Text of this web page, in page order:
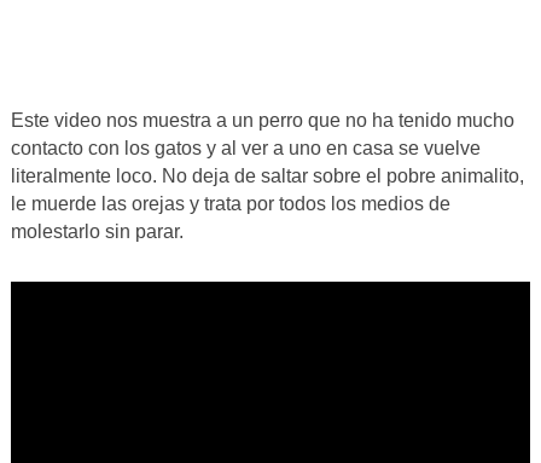
Este video nos muestra a un perro que no ha tenido mucho
contacto con los gatos y al ver a uno en casa se vuelve
literalmente loco. No deja de saltar sobre el pobre animalito,
le muerde las orejas y trata por todos los medios de
molestarlo sin parar.